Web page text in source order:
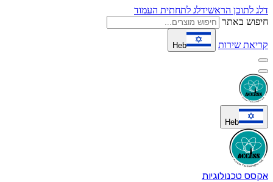
דלג לתוכן הראשידלג לתחתית העמוד
חיפוש באתר
קריאת שירות Heb
Heb
אקסס טכנולוגיות